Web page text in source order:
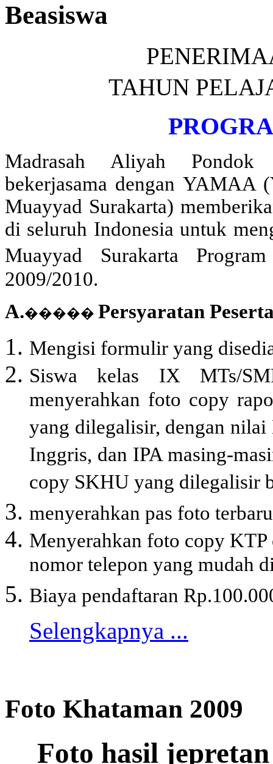
Beasiswa
TAHUN
Madrasah Aliyah Pondok
bekerjasama dengan YAMAA
Muayyad Surakarta)
di seluruh Indonesia untuk
Muayyad Surakarta
2009/2010.
A.����� Persyaratan
Mengisi formulir yang
Siswa kelas IX MTs/
menyerahkan foto copy
yang dilegalisir, dengan nilai
Inggris, dan IPA masing-
copy SKHU yang dilegalisir
menyerahkan pas foto
Menyerahkan foto copy KTP
nomor telepon yang mudah
Biaya pendaftaran
Selengkapnya ...
Foto Khataman 2009
Foto hasil